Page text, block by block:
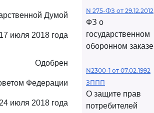
Думой
июля 2018 года
Одобрен
Федерации
июля 2018 года
N 275-ФЗ от 29.12.2012
ФЗ о
государственном
оборонном заказе
N2300-1 от 07.02.1992
ЗППП
О защите прав
потребителей